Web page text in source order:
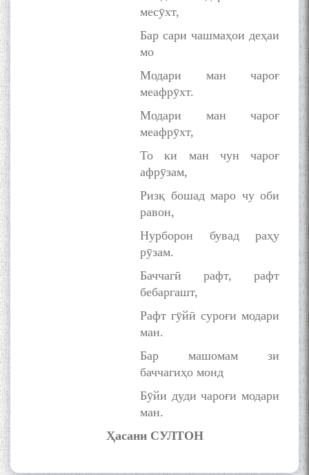
месӯхт,
Бар сари чашмаҳои деҳаи
мо
Модари ман чароғ
меафрӯхт.
Модари ман чароғ
меафрӯхт,
То ки ман чун чароғ
афрӯзам,
Ризқ бошад маро чу оби
равон,
Нурборон бувад раҳу
рӯзам.
Баччагӣ рафт, рафт
бебаргашт,
Рафт гӯйӣ суроғи модари
ман.
Бар машомам зи
баччагиҳо монд
Бӯйи дуди чароғи модари
ман.
Ҳасани СУЛТОН
Сухбати навқаламон бо
Муъмин Қаноат\Meeting of
The Persian Gulf Beautiful
Қаноат (Ustod Mumin Qanoat)
and Master Mehryar
of the name of the Persian
Қаноат: Чанор ҳам "гап"
ШАРҲИ МУЛОҚОТ БО АҲЛИ